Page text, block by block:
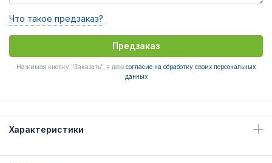
Что такое предзаказ?
Предзаказ
Нажимая кнопку "Заказать", я даю согласие на обработку своих персональных
данных
Характеристики